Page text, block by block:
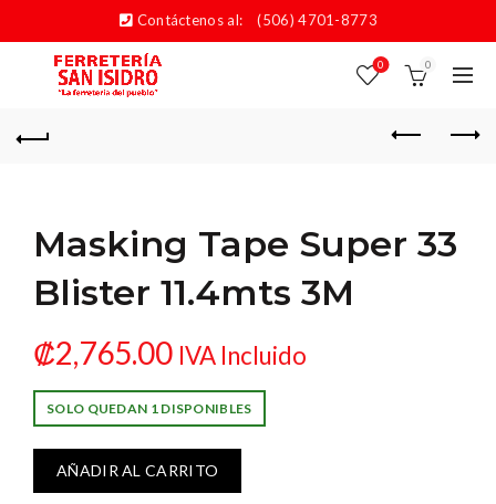
Contáctenos al: (506) 4701-8773
0 0
Masking Tape Super 33
Blister 11.4mts 3M
₡2,765.00 IVA Incluido
SOLO QUEDAN 1 DISPONIBLES
AÑADIR AL CARRITO